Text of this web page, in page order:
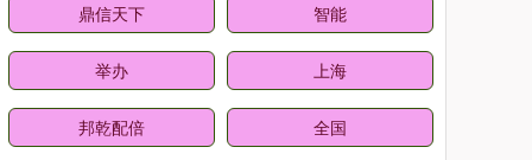
鼎信天下 智能
举办 上海
邦乾配倍 全国